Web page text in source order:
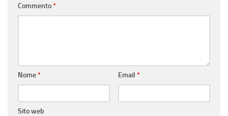
Commento*
Nome* Email *
Sito web